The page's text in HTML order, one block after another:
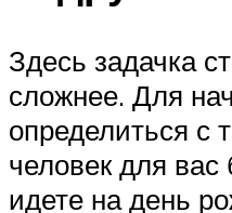
Здесь задачка
сложнее. Для
определиться с
человек для
идете на день